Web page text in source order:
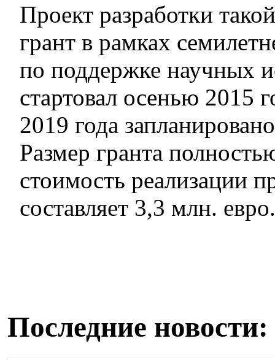
Проект разработки
грант в рамках
по поддержке научных
стартовал осенью 2015
2019 года
Размер гранта
стоимость реализации
составляет 3,3 млн. евро.
Последние новости: